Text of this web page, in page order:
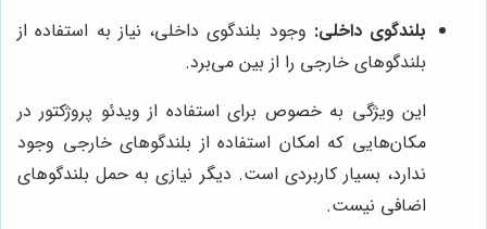
بلندگوی داخلی: وجود بلندگوی داخلی، نیاز به استفاده از
بلندگوهای خارجی را از بین می‌برد.
این ویژگی به خصوص برای استفاده از ویدئو پروژکتور در
مکان‌هایی که امکان استفاده از بلندگوهای خارجی وجود
ندارد، بسیار کاربردی است. دیگر نیازی به حمل بلندگوهای
اضافی نیست.